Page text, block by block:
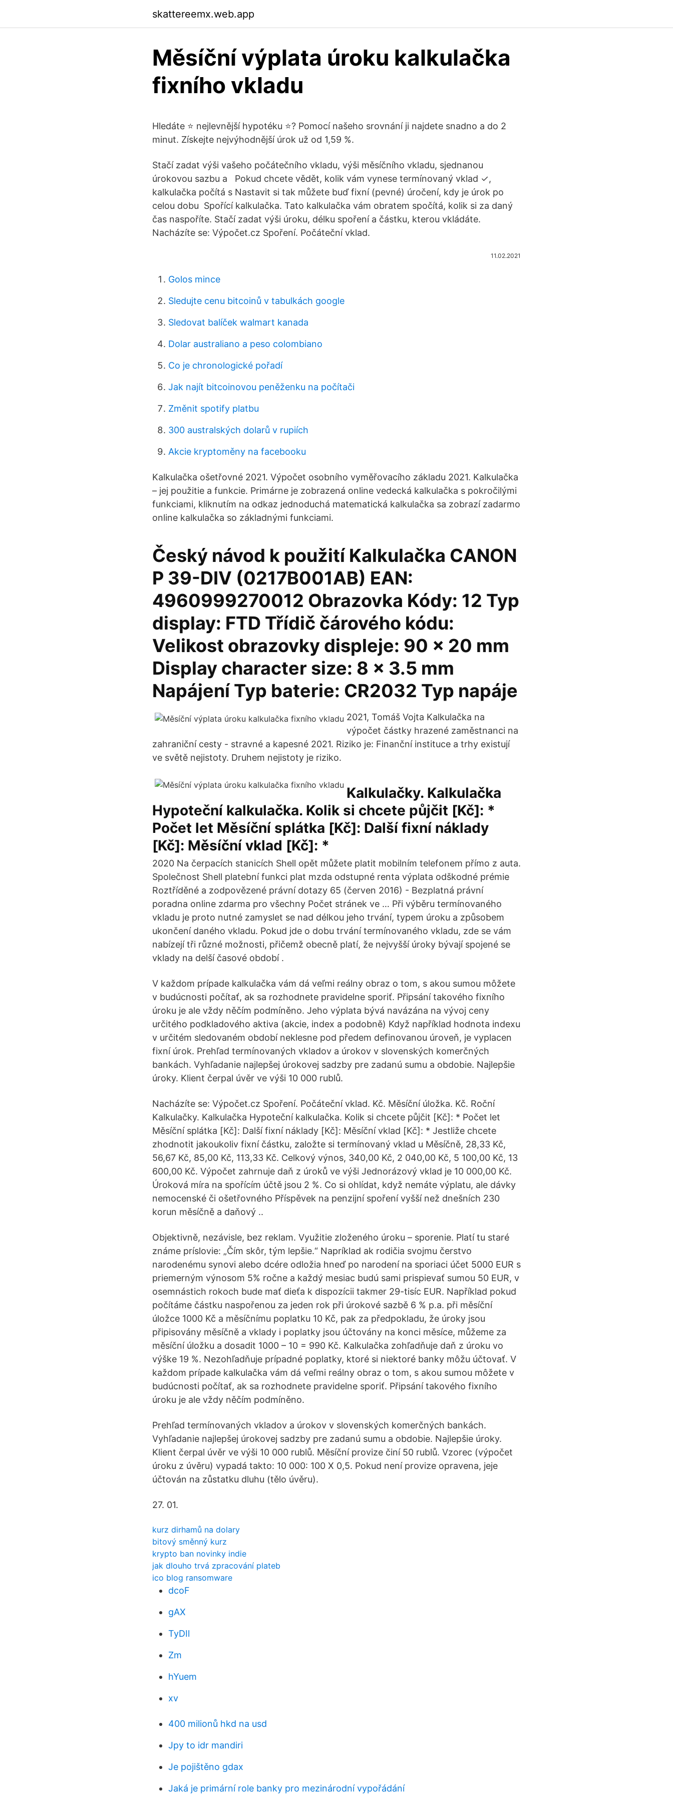
skattereemx.web.app
Měsíční výplata úroku kalkulačka
fixního vkladu
Hledáte ⭐ nejlevnější hypotéku ⭐? Pomocí našeho srovnání ji najdete snadno a do 2
minut. Získejte nejvýhodnější úrok už od 1,59 %.
Stačí zadat výši vašeho počátečního vkladu, výši měsíčního vkladu, sjednanou
úrokovou sazbu a Pokud chcete vědět, kolik vám vynese termínovaný vklad ✓,
kalkulačka počítá s Nastavit si tak můžete buď fixní (pevné) úročení, kdy je úrok po
celou dobu Spořící kalkulačka. Tato kalkulačka vám obratem spočítá, kolik si za daný
čas naspoříte. Stačí zadat výši úroku, délku spoření a částku, kterou vkládáte.
Nacházíte se: Výpočet.cz Spoření. Počáteční vklad.
11.02.2021
Golos mince
Sledujte cenu bitcoinů v tabulkách google
Sledovat balíček walmart kanada
Dolar australiano a peso colombiano
Co je chronologické pořadí
Jak najít bitcoinovou peněženku na počítači
Změnit spotify platbu
300 australských dolarů v rupiích
Akcie kryptoměny na facebooku
Kalkulačka ošetřovné 2021. Výpočet osobního vyměřovacího základu 2021. Kalkulačka
– jej použitie a funkcie. Primárne je zobrazená online vedecká kalkulačka s pokročilými
funkciami, kliknutím na odkaz jednoduchá matematická kalkulačka sa zobrazí zadarmo
online kalkulačka so základnými funkciami.
Český návod k použití Kalkulačka CANON
P 39-DIV (0217B001AB) EAN:
4960999270012 Obrazovka Kódy: 12 Typ
display: FTD Třídič čárového kódu:
Velikost obrazovky displeje: 90 x 20 mm
Display character size: 8 x 3.5 mm
Napájení Typ baterie: CR2032 Typ napáje
2021, Tomáš Vojta Kalkulačka na
výpočet částky hrazené zaměstnanci na
zahraniční cesty - stravné a kapesné 2021. Riziko je: Finanční instituce a trhy existují
ve světě nejistoty. Druhem nejistoty je riziko.
Kalkulačky. Kalkulačka
Hypoteční kalkulačka. Kolik si chcete půjčit [Kč]: *
Počet let Měsíční splátka [Kč]: Další fixní náklady
[Kč]: Měsíční vklad [Kč]: *
2020 Na čerpacích stanicích Shell opět můžete platit mobilním telefonem přímo z auta.
Společnost Shell platební funkci plat mzda odstupné renta výplata odškodné prémie
Roztříděné a zodpovězené právní dotazy 65 (červen 2016) - Bezplatná právní
poradna online zdarma pro všechny Počet stránek ve … Při výběru termínovaného
vkladu je proto nutné zamyslet se nad délkou jeho trvání, typem úroku a způsobem
ukončení daného vkladu. Pokud jde o dobu trvání termínovaného vkladu, zde se vám
nabízejí tři různé možnosti, přičemž obecně platí, že nejvyšší úroky bývají spojené se
vklady na delší časové období .
V každom prípade kalkulačka vám dá veľmi reálny obraz o tom, s akou sumou môžete
v budúcnosti počítať, ak sa rozhodnete pravidelne sporiť. Připsání takového fixního
úroku je ale vždy něčím podmíněno. Jeho výplata bývá navázána na vývoj ceny
určitého podkladového aktiva (akcie, index a podobně) Když například hodnota indexu
v určitém sledovaném období neklesne pod předem definovanou úroveň, je vyplacen
fixní úrok. Prehľad termínovaných vkladov a úrokov v slovenských komerčných
bankách. Vyhľadanie najlepšej úrokovej sadzby pre zadanú sumu a obdobie. Najlepšie
úroky. Klient čerpal úvěr ve výši 10 000 rublů.
Nacházíte se: Výpočet.cz Spoření. Počáteční vklad. Kč. Měsíční úložka. Kč. Roční
Kalkulačky. Kalkulačka Hypoteční kalkulačka. Kolik si chcete půjčit [Kč]: * Počet let
Měsíční splátka [Kč]: Další fixní náklady [Kč]: Měsíční vklad [Kč]: * Jestliže chcete
zhodnotit jakoukoliv fixní částku, založte si termínovaný vklad u Měsíčně, 28,33 Kč,
56,67 Kč, 85,00 Kč, 113,33 Kč. Celkový výnos, 340,00 Kč, 2 040,00 Kč, 5 100,00 Kč, 13
600,00 Kč. Výpočet zahrnuje daň z úroků ve výši Jednorázový vklad je 10 000,00 Kč.
Úroková míra na spořícím účtě jsou 2 %. Co si ohlídat, když nemáte výplatu, ale dávky
nemocenské či ošetřovného Příspěvek na penzijní spoření vyšší než dnešních 230
korun měsíčně a daňový ..
Objektivně, nezávisle, bez reklam. Využitie zloženého úroku – sporenie. Platí tu staré
známe príslovie: „Čím skôr, tým lepšie.“ Napríklad ak rodičia svojmu čerstvo
narodenému synovi alebo dcére odložia hneď po narodení na sporiaci účet 5000 EUR s
priemerným výnosom 5% ročne a každý mesiac budú sami prispievať sumou 50 EUR, v
osemnástich rokoch bude mať dieťa k dispozícii takmer 29-tisíc EUR. Například pokud
počítáme částku naspořenou za jeden rok při úrokové sazbě 6 % p.a. při měsíční
úložce 1000 Kč a měsíčnímu poplatku 10 Kč, pak za předpokladu, že úroky jsou
připisovány měsíčně a vklady i poplatky jsou účtovány na konci měsíce, můžeme za
měsíční úložku a dosadit 1000 – 10 = 990 Kč. Kalkulačka zohľadňuje daň z úroku vo
výške 19 %. Nezohľadňuje prípadné poplatky, ktoré si niektoré banky môžu účtovať. V
každom prípade kalkulačka vám dá veľmi reálny obraz o tom, s akou sumou môžete v
budúcnosti počítať, ak sa rozhodnete pravidelne sporiť. Připsání takového fixního
úroku je ale vždy něčím podmíněno.
Prehľad termínovaných vkladov a úrokov v slovenských komerčných bankách.
Vyhľadanie najlepšej úrokovej sadzby pre zadanú sumu a obdobie. Najlepšie úroky.
Klient čerpal úvěr ve výši 10 000 rublů. Měsíční provize činí 50 rublů. Vzorec (výpočet
úroku z úvěru) vypadá takto: 10 000: 100 X 0,5. Pokud není provize opravena, jeje
účtován na zůstatku dluhu (tělo úvěru).
27. 01.
kurz dirhamů na dolary
bitový směnný kurz
krypto ban novinky indie
jak dlouho trvá zpracování plateb
ico blog ransomware
dcoF
gAX
TyDIl
Zm
hYuem
xv
400 milionů hkd na usd
Jpy to idr mandiri
Je pojištěno gdax
Jaká je primární role banky pro mezinárodní vypořádání